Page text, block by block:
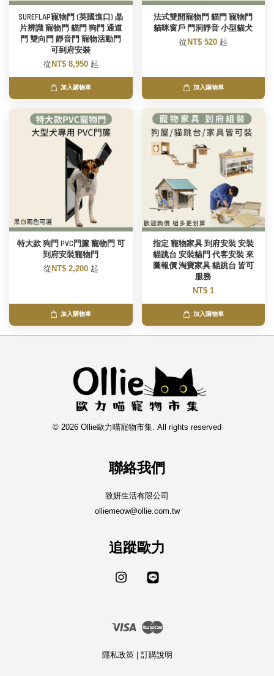
SUREFLAP寵物門 (英國進口) 晶
片辨識 寵物門 貓門 狗門 通道
門 雙向門 靜音門 寵物活動門
可到府安裝
從 NT$ 8,950 起
加入購物車
法式雙開寵物門 貓門 寵物門
貓咪窗戶 門洞靜音 小型貓犬
從 NT$ 520 起
加入購物車
特大款 狗門 PVC門簾 寵物門 可
到府安裝寵物門
從 NT$ 2,200 起
加入購物車
指定 寵物家具 到府安裝 安裝
貓跳台 安裝貓門 代客安裝 來
圖報價 淘寶家具 貓跳台 皆可
服務
NT$ 1
加入購物車
© 2026 Ollie歐力喵寵物市集. All rights reserved
聯絡我們
致妍生活有限公司
olliemeow@ollie.com.tw
追蹤歐力
Instagram
Visa Master
隱私政策| 訂購說明